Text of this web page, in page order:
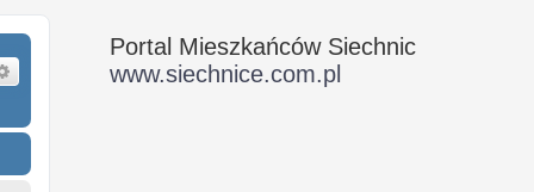
Wyszukiwanie zaawansowane
Portal Mieszkańców Siechnic
www.siechnice.com.pl